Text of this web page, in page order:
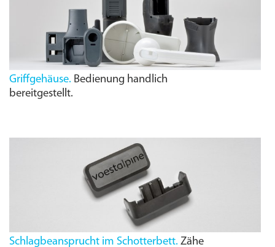
Griffgehäuse. Bedienung handlich
bereitgestellt.
Schlagbeansprucht im Schotterbett. Zähe